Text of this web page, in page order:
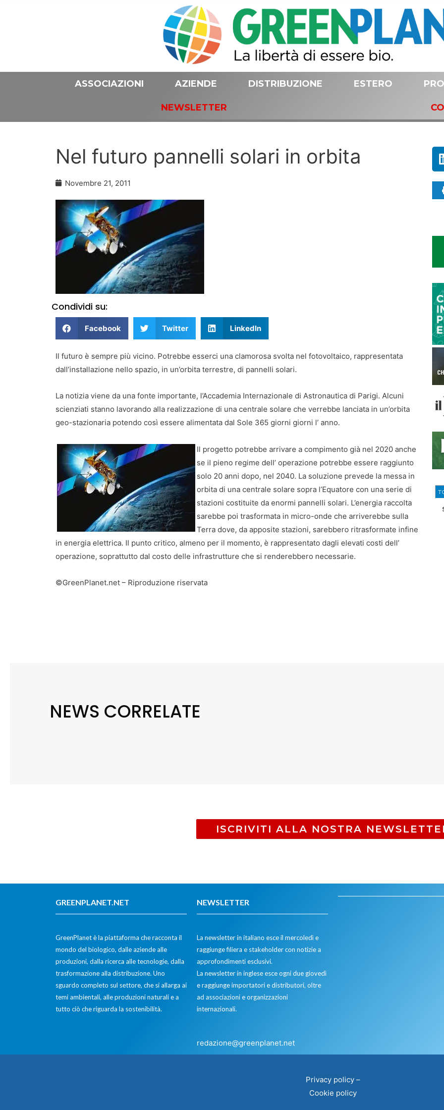
ASSOCIAZIONI AZIENDE DISTRIBUZIONE ESTERO
NEWSLETTER
Nel futuro pannelli solari in orbita
Novembre 21, 2011
Condividi su:
Facebook Twitter LinkedIn
Il futuro è sempre più vicino. Potrebbe esserci una clamorosa svolta nel fotovoltaico, rappresentata
dall’installazione nello spazio, in un’orbita terrestre, di pannelli solari.
La notizia viene da una fonte importante, l’Accademia Internazionale di Astronautica di Parigi. Alcuni
scienziati stanno lavorando alla realizzazione di una centrale solare che verrebbe lanciata in un’orbita
geo-stazionaria potendo così essere alimentata dal Sole 365 giorni giorni l’ anno.
Il progetto potrebbe arrivare a compimento già nel 2020 anche
se il pieno regime dell’ operazione potrebbe essere raggiunto
solo 20 anni dopo, nel 2040. La soluzione prevede la messa in
orbita di una centrale solare sopra l’Equatore con una serie di
stazioni costituite da enormi pannelli solari. L’energia raccolta
sarebbe poi trasformata in micro-onde che arriverebbe sulla
Terra dove, da apposite stazioni, sarebbero ritrasformate infine
in energia elettrica. Il punto critico, almeno per il momento, è rappresentato dagli elevati costi dell’
operazione, soprattutto dal costo delle infrastrutture che si renderebbero necessarie.
©GreenPlanet.net – Riproduzione riservata
NEWS CORRELATE
ISCRIVITI ALLA NOSTRA
GREENPLANET.NET
GreenPlanet è la piattaforma che racconta il
mondo del biologico, dalle aziende alle
produzioni, dalla ricerca alle tecnologie, dalla
trasformazione alla distribuzione. Uno
sguardo completo sul settore, che si allarga ai
temi ambientali, alle produzioni naturali e a
tutto ciò che riguarda la sostenibilità.
NEWSLETTER
La newsletter in italiano esce il mercoledì e
raggiunge filiera e stakeholder con notizie a
approfondimenti esclusivi.
La newsletter in inglese esce ogni due giovedì
e raggiunge importatori e distributori, oltre
ad associazioni e organizzazioni
internazionali.
redazione@greenplanet.net
Privacy policy –
Cookie policy